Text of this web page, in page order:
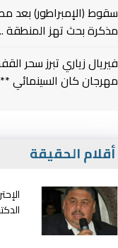
مذكرة بحث تهز المنطقة ..
فيريال زياري تبرز سحر
مهرجان كان السينمائي
أقلام الحقيقة